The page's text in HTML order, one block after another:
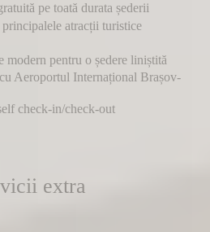
pe toată durata șederii
atracții turistice
modern pentru o ședere liniștită
Aeroportul Internațional Brașov-
check-in/check-out
extra